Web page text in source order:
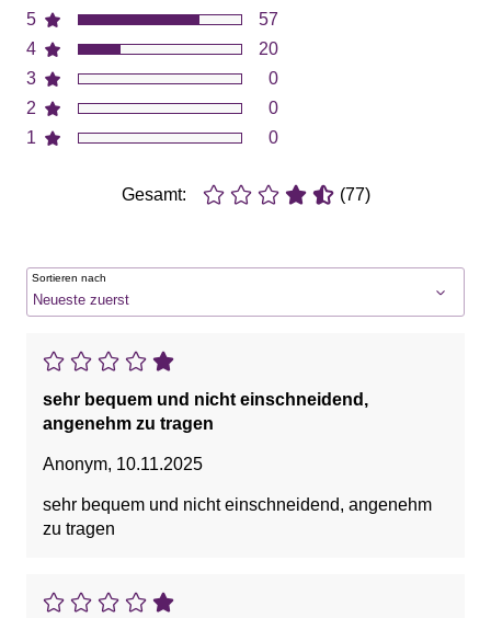
5
4
3
2
1
57
20
0
0
0
Gesamt: (77)
Sortieren nach
sehr bequem und nicht einschneidend,
angenehm zu tragen
Anonym, 10.11.2025
sehr bequem und nicht einschneidend, angenehm
zu tragen